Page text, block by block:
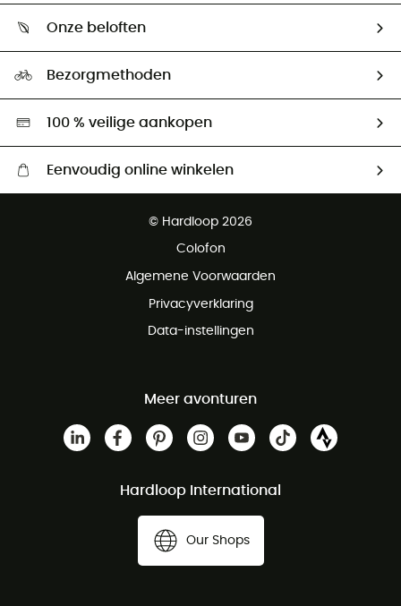
Retourzendingen & Terugbetalingen
Ambassadeurs
Onze beloften
Hardgreen
Bezorgmethoden
100 % veilige aankopen
Eenvoudig online winkelen
Gratis retourneren binnen 100 dagen
© Hardloop 2026
Colofon
Algemene Voorwaarden
Privacyverklaring
Data-instellingen
Meer avonturen
Hardloop International
Our Shops